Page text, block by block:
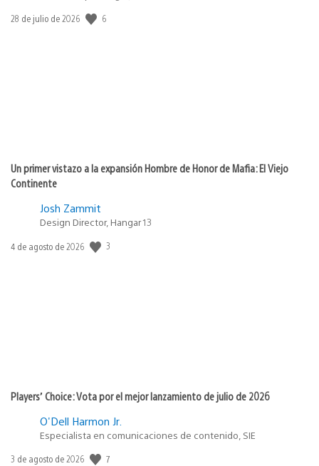
Fecha
28 de julio de 2026 6
Un primer vistazo a la expansión Hombre de Honor de Mafia: El Viejo
Continente
Josh Zammit
Design Director, Hangar 13
Fecha
4 de agosto de 2026 3
Players’ Choice: Vota por el mejor lanzamiento de julio de 2026
O'Dell Harmon Jr.
Especialista en comunicaciones de contenido, SIE
Fecha
3 de agosto de 2026 7